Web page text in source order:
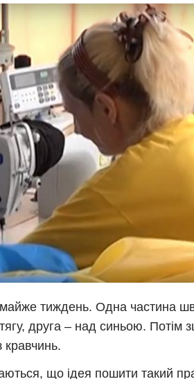
тиждень. Одна частина
друга – над синьою. Потім
кравчинь.
що ідея пошити такий